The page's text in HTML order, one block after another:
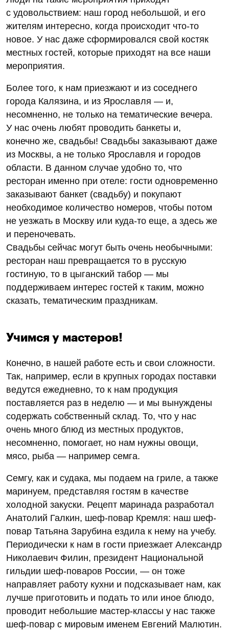
с удовольствием: наш город небольшой, и его
жителям интересно, когда происходит что-то
новое. У нас даже сформировался свой костяк
местных гостей, которые приходят на все наши
мероприятия.
Более того, к нам приезжают и из соседнего
города Калязина, и из Ярославля — и,
несомненно, не только на тематические вечера.
У нас очень любят проводить банкеты и,
конечно же, свадьбы! Свадьбы заказывают даже
из Москвы, а не только Ярославля и городов
области. В данном случае удобно то, что
ресторан именно при отеле: гости одновременно
заказывают банкет (свадьбу) и покупают
необходимое количество номеров, чтобы потом
не уезжать в Москву или куда-то еще, а здесь же
и переночевать.
Свадьбы сейчас могут быть очень необычными:
ресторан наш превращается то в русскую
гостиную, то в цыганский табор — мы
поддерживаем интерес гостей к таким, можно
сказать, тематическим праздникам.
Учимся у мастеров!
Конечно, в нашей работе есть и свои сложности.
Так, например, если в крупных городах поставки
ведутся ежедневно, то к нам продукция
поставляется раз в неделю — и мы вынуждены
содержать собственный склад. То, что у нас
очень много блюд из местных продуктов,
несомненно, помогает, но нам нужны овощи,
мясо, рыба — например семга.
Семгу, как и судака, мы подаем на гриле, а также
маринуем, представляя гостям в качестве
холодной закуски. Рецепт маринада разработал
Анатолий Галкин, шеф-повар Кремля: наш шеф-
повар Татьяна Зарубина ездила к нему на учебу.
Периодически к нам в гости приезжает Александр
Николаевич Филин, президент Национальной
гильдии шеф-поваров России, — он тоже
направляет работу кухни и подсказывает нам, как
лучше приготовить и подать то или иное блюдо,
проводит небольшие мастер-классы у нас также
шеф-повар с мировым именем Евгений Малютин.